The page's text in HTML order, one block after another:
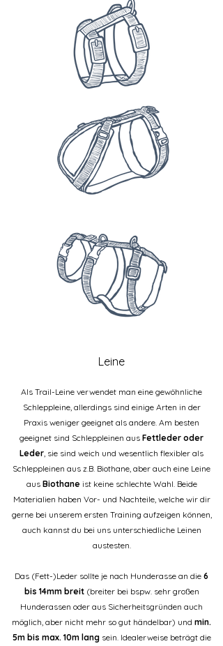
Leine
Als Trail-Leine verwendet man eine gewöhnliche
Schleppleine, allerdings sind einige Arten in der
Praxis weniger geeignet als andere. Am besten
geeignet sind Schleppleinen aus Fettleder oder
Leder , sie sind weich und wesentlich flexibler als
Schleppleinen aus z.B. Biothane, aber auch eine Leine
aus Biothane ist keine schlechte Wahl. Beide
Materialien haben Vor- und Nachteile, welche wir dir
gerne bei unserem ersten Training aufzeigen können,
auch kannst du bei uns unterschiedliche Leinen
austesten.
Das (Fett-)Leder sollte je nach Hunderasse an die 6
bis 14mm breit(breiter bei bspw. sehr großen
Hunderassen oder aus Sicherheitsgründen auch
möglich, aber nicht mehr so gut händelbar) und min.
5m bis max. 10m lang sein. Idealerweise beträgt die